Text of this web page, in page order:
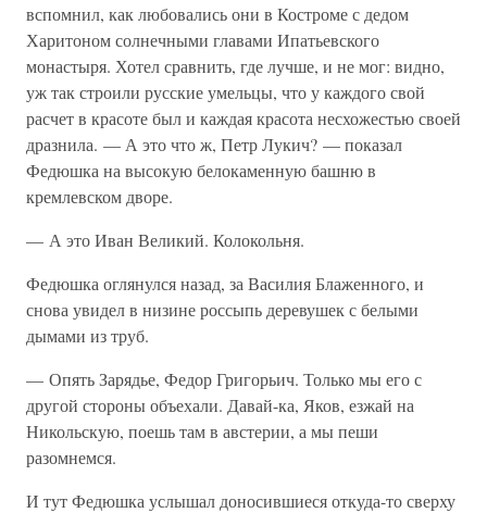
вспомнил, как любовались они в Костроме с дедом
Харитоном солнечными главами Ипатьевского
монастыря. Хотел сравнить, где лучше, и не мог: видно,
уж так строили русские умельцы, что у каждого свой
расчет в красоте был и каждая красота несхожестью своей
дразнила. — А это что ж, Петр Лукич? — показал
Федюшка на высокую белокаменную башню в
кремлевском дворе.
— А это Иван Великий. Колокольня.
Федюшка оглянулся назад, за Василия Блаженного, и
снова увидел в низине россыпь деревушек с белыми
дымами из труб.
— Опять Зарядье, Федор Григорьич. Только мы его с
другой стороны объехали. Давай-ка, Яков, езжай на
Никольскую, поешь там в австерии, а мы пеши
разомнемся.
И тут Федюшка услышал доносившиеся откуда-то сверху